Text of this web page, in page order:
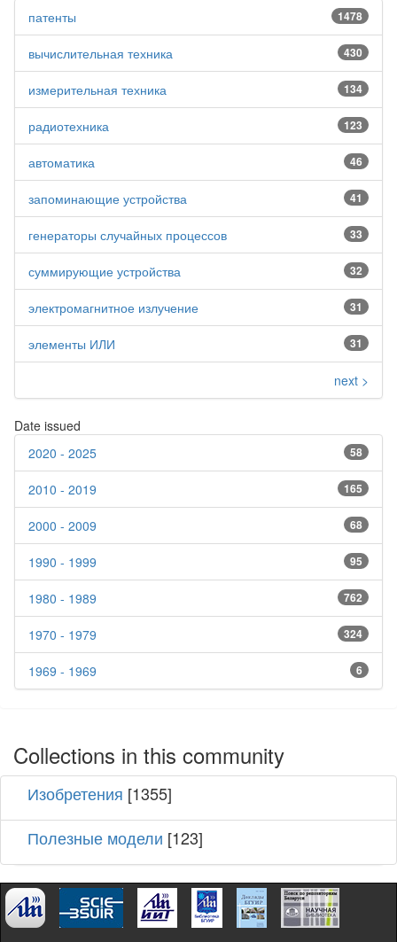
1478
патенты
430
вычислительная техника
134
измерительная техника
123
радиотехника
46
автоматика
41
запоминающие устройства
33
генераторы случайных процессов
32
суммирующие устройства
31
электромагнитное излучение
31
элементы ИЛИ
next >
Date issued
58
2020 - 2025
165
2010 - 2019
68
2000 - 2009
95
1990 - 1999
762
1980 - 1989
324
1970 - 1979
6
1969 - 1969
Collections in this community
Изобретения [1355]
Полезные модели [123]